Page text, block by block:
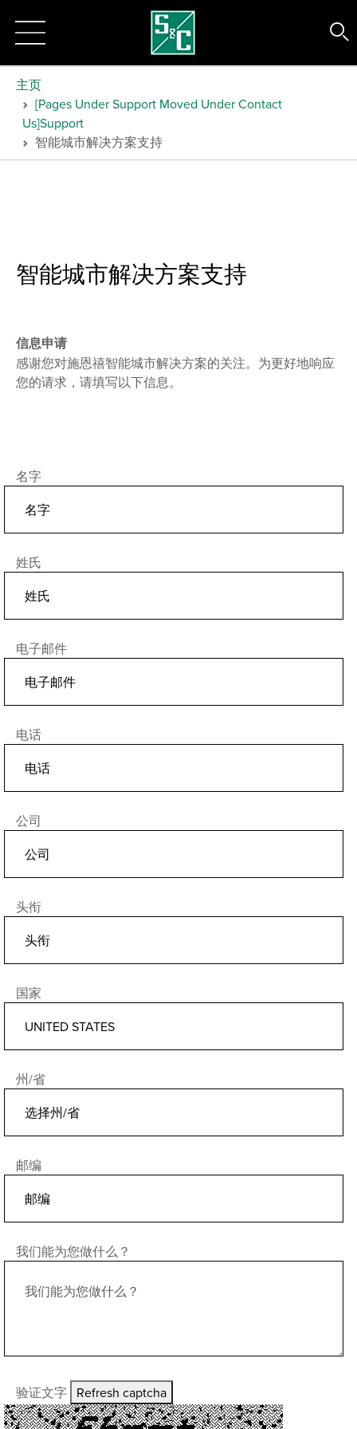
主页
[Pages Under Support Moved Under Contact
Us]Support
智能城市解决方案支持
智能城市解决方案支持
信息申请
感谢您对施恩禧智能城市解决方案的关注。为更好地响应
您的请求，请填写以下信息。
名字
姓氏
电子邮件
电话
公司
头衔
国家
州/省
邮编
我们能为您做什么？
验证文字 Refresh captcha